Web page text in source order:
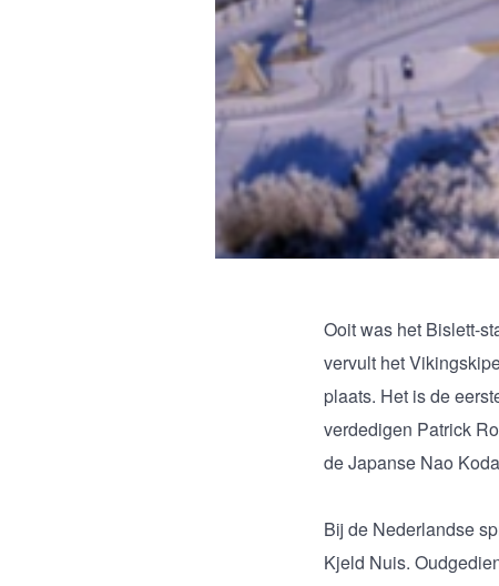
Ooit was het Bislett-
vervult het
plaats. Het is de
verdedigen Patrick
de Japanse Nao
Bij de Nederlandse
Kjeld Nuis.